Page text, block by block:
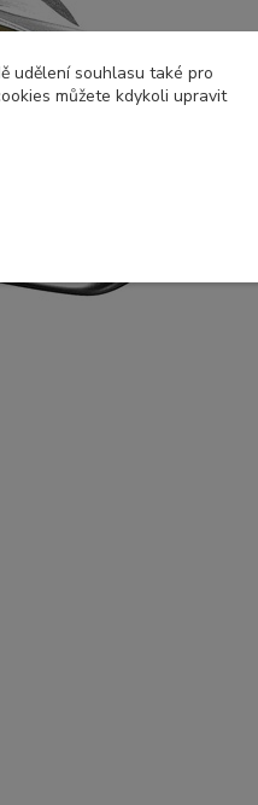
udělení souhlasu také pro
můžete kdykoli upravit